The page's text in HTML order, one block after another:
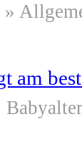
»
am
Babyalter